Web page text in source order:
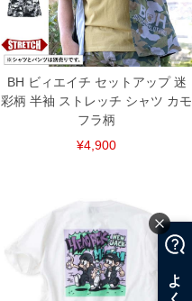
BH ビィエイチ セットアップ 迷
彩柄 半袖 ストレッチ シャツ カモ
フラ柄
¥4,900